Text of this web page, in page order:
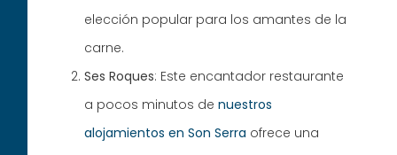
elección popular para los amantes de la
carne.
Ses Roques: Este encantador restaurante
a pocos minutos denuestros
alojamientos en Son Serra ofrece una